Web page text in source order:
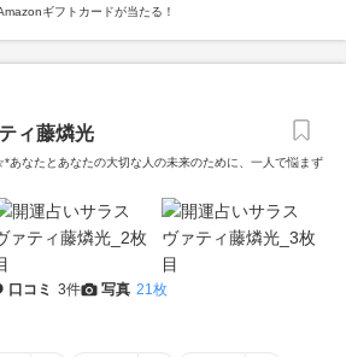
ギフトカードが当たる！
ィ藤燐光
あなたとあなたの大切な人の未来のために、一人で悩まず
口コミ 3件 写真 21枚